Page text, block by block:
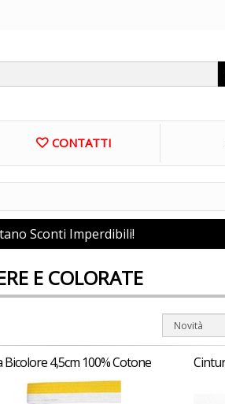
CONTATTI
Sconti Imperdibili!
E COLORATE
4,5cm 100% Cotone